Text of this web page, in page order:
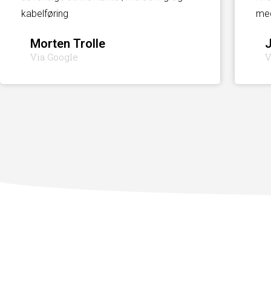
kabelføring
Morten Trolle
Via Google